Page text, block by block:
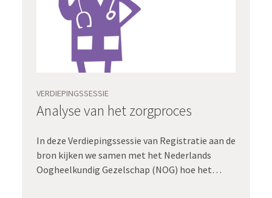
VERDIEPINGSSESSIE
Analyse van het zorgproces
In deze Verdiepingssessie van Registratie aan de
bron kijken we samen met het Nederlands
Oogheelkundig Gezelschap (NOG) hoe het